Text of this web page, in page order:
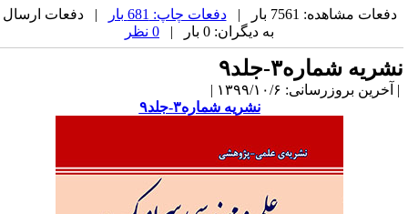
دفعات مشاهده: 7561 بار | دفعات چاپ: 681 بار
| دفعات ارسال
به دیگران: 0 بار |
شماره۳-جلد۹
بروزرسانی: ۱۳۹۹/۱۰/۶ |
نشریه شماره۳-جلد۹